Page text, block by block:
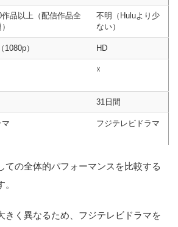
作品以上（配信作品全
不明（Huluより少
ない）
1080p） HD
☓
31日間
フジテレビドラマ
ての全体的パフォーマンスを比較する
きく異なるため、フジテレビドラマを